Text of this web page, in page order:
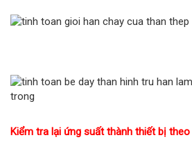
Kiểm tra lại ứng suất thành thiết bị